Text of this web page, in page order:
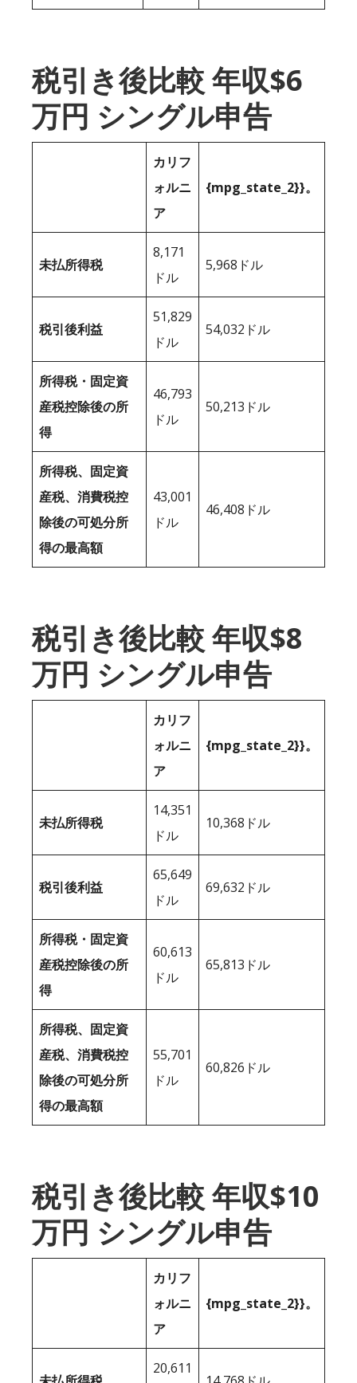
税引き後比較 年収$6
万円 シングル申告
カリフ
ォルニ
ア
{mpg_state_2}}。
未払所得税
8,171
ドル
5,968ドル
税引後利益
51,829
ドル
54,032ドル
所得税・固定資
産税控除後の所
得
46,793
ドル
50,213ドル
所得税、固定資
産税、消費税控
除後の可処分所
得の最高額
43,001
ドル
46,408ドル
税引き後比較 年収$8
万円 シングル申告
カリフ
ォルニ
ア
{mpg_state_2}}。
未払所得税
14,351
ドル
10,368ドル
税引後利益
65,649
ドル
69,632ドル
所得税・固定資
産税控除後の所
得
60,613
ドル
65,813ドル
所得税、固定資
産税、消費税控
除後の可処分所
得の最高額
55,701
ドル
60,826ドル
税引き後比較 年収$10
万円 シングル申告
カリフ
ォルニ
ア
{mpg_state_2}}。
20,611